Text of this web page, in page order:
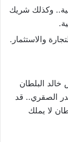
وكذلك شريك
والاستثمار.
البلطان
الصقري.. قد
لا يملك